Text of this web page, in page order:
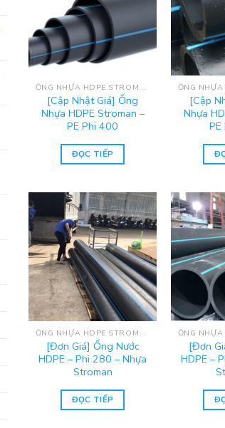
ỐNG NHỰA HDPE STROMAN
[Cập Nhật Giá] Ống
Nhựa HDPE Stroman –
PE Phi 400
ĐỌC TIẾP
[Cập
Nhựa
ỐNG NHỰA HDPE STROMAN
[Đơn Giá] Ống Nước
HDPE – Phi 280 – Nhựa
Stroman
ĐỌC TIẾP
[Đơn
HDPE –